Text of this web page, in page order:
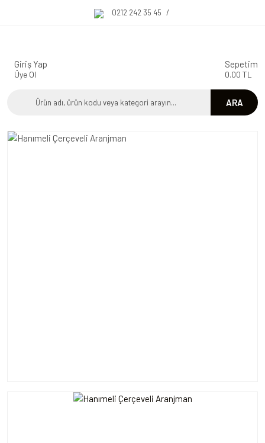
0212 242 35 45 /
ARA
Giriş Yap
Üye Ol
Sepetim
0.00 TL